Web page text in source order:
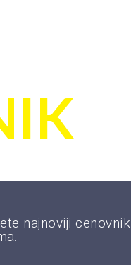
najnoviji cenovnik